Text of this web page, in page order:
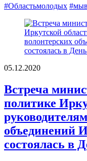
#Областьмолодых
05.12.2020
Встреча
политике
объединений
состоялась в